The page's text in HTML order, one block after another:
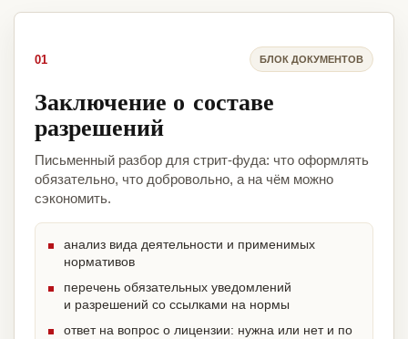
01 БЛОК ДОКУМЕНТОВ
Заключение о составе
разрешений
Письменный разбор для стрит-фуда: что оформлять
обязательно, что добровольно, а на чём можно
сэкономить.
анализ вида деятельности и применимых
нормативов
перечень обязательных уведомлений
и разрешений со ссылками на нормы
ответ на вопрос о лицензии: нужна или нет и по